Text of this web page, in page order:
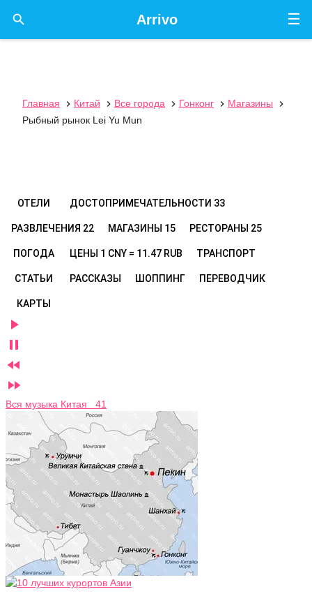
☰
Arrivo

Главная  Китай  Все города  Гонконг  Магазины

Рыбный рынок Lei Yu Mun
ОТЕЛИ ДОСТОПРИМЕЧАТЕЛЬНОСТИ 33
РАЗВЛЕЧЕНИЯ 22 МАГАЗИНЫ 15 РЕСТОРАНЫ 25
ПОГОДА ЦЕНЫ 1 CNY = 11.47 RUB ТРАНСПОРТ
СТАТЬИ РАССКАЗЫ ШОППИНГ ПЕРЕВОДЧИК
КАРТЫ




Вся музыка Китая 41